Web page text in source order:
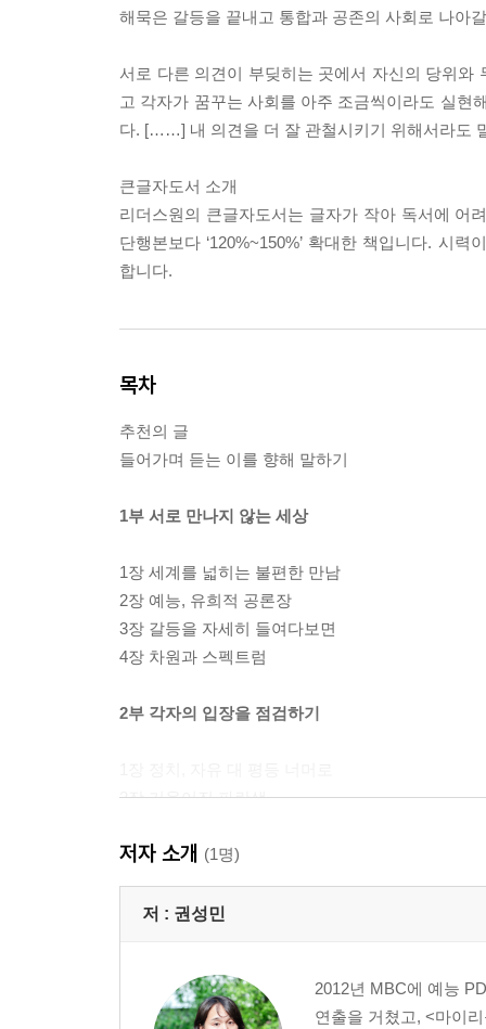
해묵은 갈등을 끝내고 통합과 공존의 사회로 나아
서로 다른 의견이 부딪히는 곳에서 자신의 당위
고 각자가 꿈꾸는 사회를 아주 조금씩이라도 실현
다. [……] 내 의견을 더 잘 관철시키기 위해서라도
큰글자도서 소개
리더스원의 큰글자도서는 글자가 작아 독서에 어
단행본보다 ‘120%~150%’ 확대한 책입니다. 시
합니다.
목차
추천의 글
들어가며 듣는 이를 향해 말하기
1부 서로 만나지 않는 세상
1장 세계를 넓히는 불편한 만남
2장 예능, 유희적 공론장
3장 갈등을 자세히 들여다보면
4장 차원과 스펙트럼
2부 각자의 입장을 점검하기
2장 기울어진 파란색
4장 내가 왜 부유야
5장 젠더,‘이퀄리즘’의 세계
1장 개방성, 너의 문제가 우리의 문제가 될 때
2장 무지의 장막이 걷힐 때
저자 소개 (1명)
저 : 권성민
2012년 MBC에 예능
연출을 거쳤고, <마이